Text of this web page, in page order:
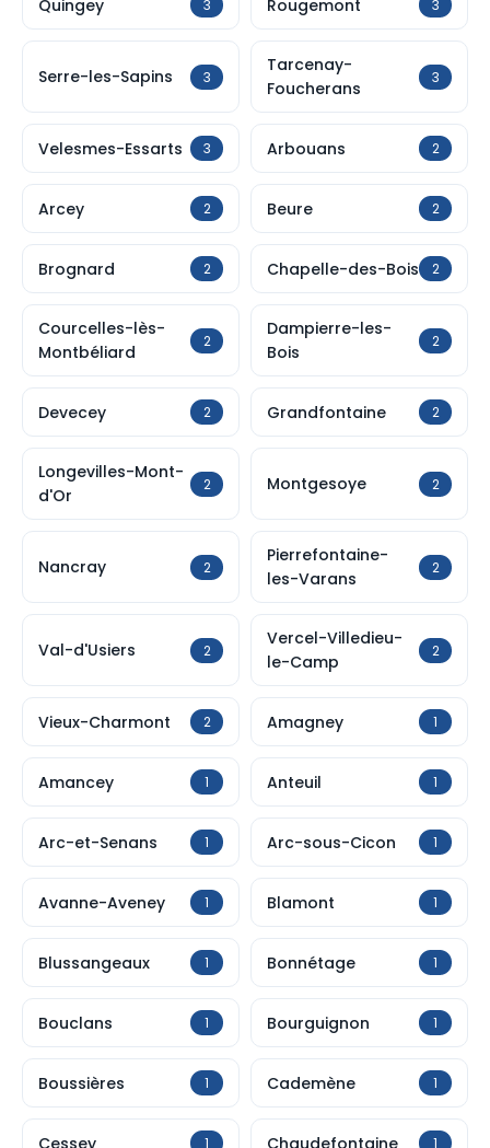
Quingey 3 Rougemont 3
Serre-les-Sapins 3
Tarcenay-
Foucherans
3
Velesmes-Essarts 3 Arbouans 2
Arcey 2 Beure 2
Brognard 2 Chapelle-des-Bois 2
Courcelles-lès-
Montbéliard
2
Dampierre-les-
Bois
2
Devecey 2 Grandfontaine 2
Longevilles-Mont-
d'Or
2 Montgesoye 2
Nancray 2
Pierrefontaine-
les-Varans
2
Val-d'Usiers 2
Vercel-Villedieu-
le-Camp
2
Vieux-Charmont 2 Amagney 1
Amancey 1 Anteuil 1
Arc-et-Senans 1 Arc-sous-Cicon 1
Avanne-Aveney 1 Blamont 1
Blussangeaux 1 Bonnétage 1
Bouclans 1 Bourguignon 1
Boussières 1 Cademène 1
Cessey 1 Chaudefontaine 1